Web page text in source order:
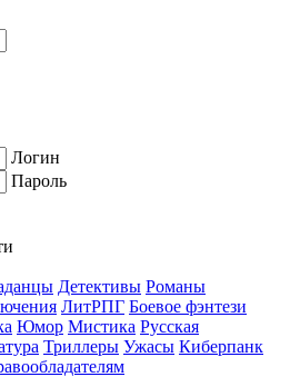
Логин
Пароль
Детективы Романы
ЛитРПГ Боевое фэнтези
Юмор Мистика Русская
Триллеры Ужасы Киберпанк